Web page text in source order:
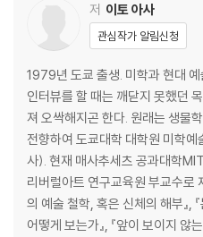
저 이토 아사
관심작가 알림신청
1979년 도쿄 출생. 미학과 현대
인터뷰를 할 때는 깨닫지 못했던
져 오싹해지곤 한다. 원래는 생물
전향하여 도쿄대학 대학원 미학
사). 현재 매사추세츠 공과대학
리버럴아트 연구교육원 부교수로
의 예술 철학, 혹은 신체의 해부』,
어떻게 보는가』, 『앞이 보이지 않